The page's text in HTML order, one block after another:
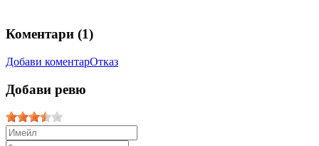
Коментари (1)
Добави коментарОтказ
Добави ревю